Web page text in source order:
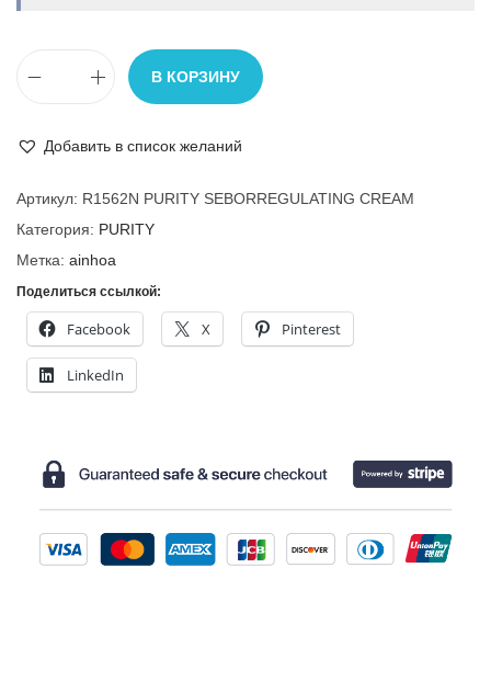
В КОРЗИНУ
Добавить в список желаний
Артикул: R1562N PURITY SEBORREGULATING CREAM
Категория: PURITY
Метка: ainhoa
Поделиться ссылкой:
Facebook X Pinterest
LinkedIn